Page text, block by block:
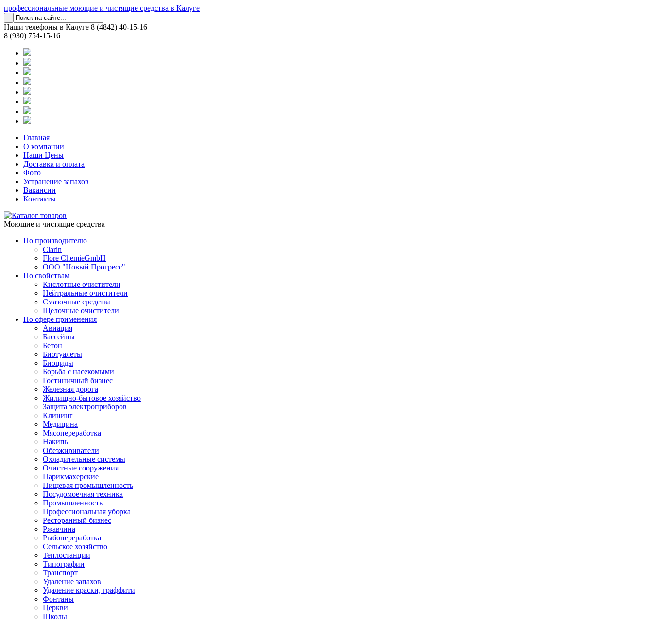
профессиональные моющие и чистящие средства в Калуге
Наши телефоны в Калуге 8 (4842) 40-15-16
8 (930) 754-15-16
Главная
О компании
Наши Цены
Доставка и оплата
Фото
Устранение запахов
Вакансии
Контакты
Моющие и чистящие средства
По производителю
Clarin
Flore ChemieGmbH
ООО "Новый Прогресс"
По свойствам
Кислотные очистители
Нейтральные очистители
Смазочные средства
Щелочные очистители
По сфере применения
Авиация
Бассейны
Бетон
Биотуалеты
Биоциды
Борьба с насекомыми
Гостиничный бизнес
Железная дорога
Жилищно-бытовое хозяйство
Защита электроприборов
Клининг
Медицина
Мясопереработка
Накипь
Обезжириватели
Охладительные системы
Очистные сооружения
Парикмахерские
Пищевая промышленность
Посудомоечная техника
Промышленность
Профессиональная уборка
Ресторанный бизнес
Ржавчина
Рыбопереработка
Сельское хозяйство
Теплостанции
Типографии
Транспорт
Удаление запахов
Удаление краски, граффити
Фонтаны
Церкви
Школы